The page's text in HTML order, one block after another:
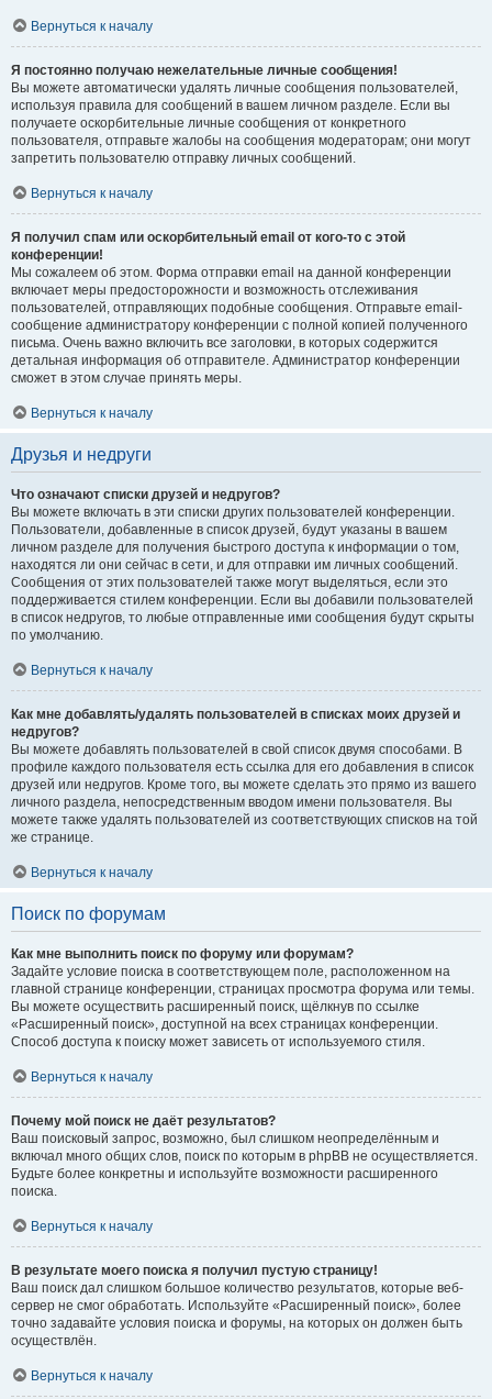
Вернуться к началу
Я постоянно получаю нежелательные личные сообщения!
Вы можете автоматически удалять личные сообщения пользователей,
используя правила для сообщений в вашем личном разделе. Если вы
получаете оскорбительные личные сообщения от конкретного
пользователя, отправьте жалобы на сообщения модераторам; они могут
запретить пользователю отправку личных сообщений.
Вернуться к началу
Я получил спам или оскорбительный email от кого-то с этой
конференции!
Мы сожалеем об этом. Форма отправки email на данной конференции
включает меры предосторожности и возможность отслеживания
пользователей, отправляющих подобные сообщения. Отправьте email-
сообщение администратору конференции с полной копией полученного
письма. Очень важно включить все заголовки, в которых содержится
детальная информация об отправителе. Администратор конференции
сможет в этом случае принять меры.
Вернуться к началу
Друзья и недруги
Что означают списки друзей и недругов?
Вы можете включать в эти списки других пользователей конференции.
Пользователи, добавленные в список друзей, будут указаны в вашем
личном разделе для получения быстрого доступа к информации о том,
находятся ли они сейчас в сети, и для отправки им личных сообщений.
Сообщения от этих пользователей также могут выделяться, если это
поддерживается стилем конференции. Если вы добавили пользователей
в список недругов, то любые отправленные ими сообщения будут скрыты
по умолчанию.
Вернуться к началу
Как мне добавлять/удалять пользователей в списках моих друзей и
недругов?
Вы можете добавлять пользователей в свой список двумя способами. В
профиле каждого пользователя есть ссылка для его добавления в список
друзей или недругов. Кроме того, вы можете сделать это прямо из вашего
личного раздела, непосредственным вводом имени пользователя. Вы
можете также удалять пользователей из соответствующих списков на той
же странице.
Вернуться к началу
Поиск по форумам
Как мне выполнить поиск по форуму или форумам?
Задайте условие поиска в соответствующем поле, расположенном на
главной странице конференции, страницах просмотра форума или темы.
Вы можете осуществить расширенный поиск, щёлкнув по ссылке
«Расширенный поиск», доступной на всех страницах конференции.
Способ доступа к поиску может зависеть от используемого стиля.
Вернуться к началу
Почему мой поиск не даёт результатов?
Ваш поисковый запрос, возможно, был слишком неопределённым и
включал много общих слов, поиск по которым в phpBB не осуществляется.
Будьте более конкретны и используйте возможности расширенного
поиска.
Вернуться к началу
В результате моего поиска я получил пустую страницу!
Ваш поиск дал слишком большое количество результатов, которые веб-
сервер не смог обработать. Используйте «Расширенный поиск», более
точно задавайте условия поиска и форумы, на которых он должен быть
осуществлён.
Вернуться к началу